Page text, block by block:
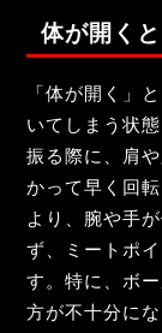
体が開く
「体が開く」
いてしまう状
振る際に、肩
かって早く回
より、腕や手
ず、ミートポ
す。特に、ボ
方が不十分に